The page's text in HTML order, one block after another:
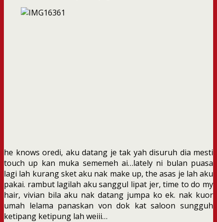
he knows oredi, aku datang je tak yah disuruh dia mesti
touch up kan muka sememeh ai…lately ni bulan puasa
lagi lah kurang sket aku nak make up, the asas je lah aku
pakai. rambut lagilah aku sanggul lipat jer, time to do my
hair, vivian bila aku nak datang jumpa ko ek. nak kuor
umah lelama panaskan von dok kat saloon sungguh
ketipang ketipung lah weiii…